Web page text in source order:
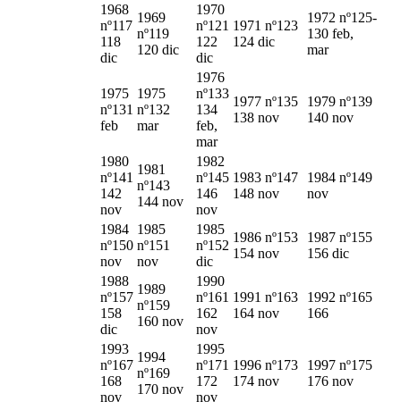
1968
nº117
118
dic
1969
nº119
120 dic
1970
nº121
122
dic
1971 nº123
124 dic
1972 nº125-
130 feb,
mar
1975
nº131
feb
1975
nº132
mar
1976
nº133
134
feb,
mar
1977 nº135
138 nov
1979 nº139
140 nov
1980
nº141
142
nov
1981
nº143
144 nov
1982
nº145
146
nov
1983 nº147
148 nov
1984 nº149
nov
1984
nº150
nov
1985
nº151
nov
1985
nº152
dic
1986 nº153
154 nov
1987 nº155
156 dic
1988
nº157
158
dic
1989
nº159
160 nov
1990
nº161
162
nov
1991 nº163
164 nov
1992 nº165
166
1993
nº167
168
nov
1994
nº169
170 nov
1995
nº171
172
nov
1996 nº173
174 nov
1997 nº175
176 nov